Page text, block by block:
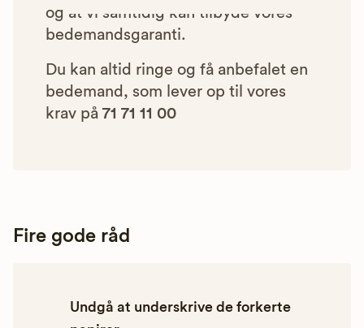
og at vi samtidig kan tilbyde vores
bedemandsgaranti.
Du kan altid ringe og få anbefalet en
bedemand, som lever op til vores
krav på 71 71 11 00
Fire gode råd
Undgå at underskrive de forkerte